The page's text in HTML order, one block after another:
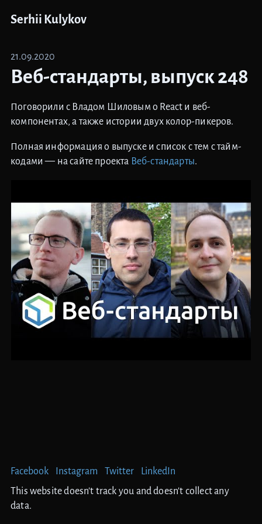
Serhii Kulykov
21.09.2020
Веб-стандарты, выпуск 248
Поговорили c Владом Шиловым о React и веб-
компонентах, а также истории двух колор-пикеров.
Полная информация о выпуске и список с тем с тайм-
кодами — на сайте проекта Веб-стандарты.
Facebook Instagram Twitter
LinkedIn
This website doesn't track you and doesn't collect any
data.